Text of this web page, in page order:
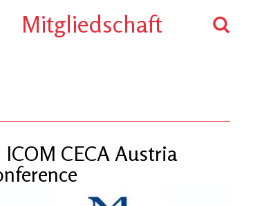
Mitgliedschaft
ICOM CECA Austria